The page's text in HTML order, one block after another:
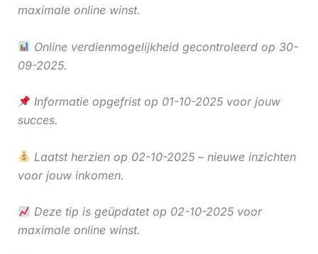
maximale online winst.
Online verdienmogelijkheid gecontroleerd op 30-
09-2025.
Informatie opgefrist op 01-10-2025 voor jouw
succes.
Laatst herzien op 02-10-2025 – nieuwe inzichten
voor jouw inkomen.
Deze tip is geüpdatet op 02-10-2025 voor
maximale online winst.